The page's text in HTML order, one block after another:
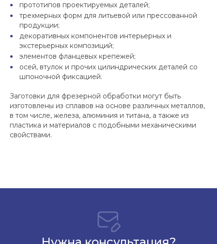
прототипов проектируемых деталей;
трехмерных форм для литьевой или прессованной
продукции;
декоративных компонентов интерьерных и
экстерьерных композиций;
элементов фланцевых крепежей;
осей, втулок и прочих цилиндрических деталей со
шпоночной фиксацией.
Заготовки для фрезерной обработки могут быть
изготовлены из сплавов на основе различных металлов,
в том числе, железа, алюминия и титана, а также из
пластика и материалов с подобными механическими
свойствами.